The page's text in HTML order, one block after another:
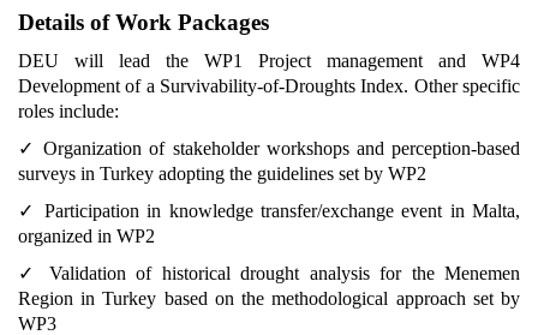
Details of Work Packages
DEU will lead the WP1 Project management and WP4
Development of a Survivability-of-Droughts Index. Other specific
roles include:
✓ Organization of stakeholder workshops and perception-based
surveys in Turkey adopting the guidelines set by WP2
✓ Participation in knowledge transfer/exchange event in Malta,
organized in WP2
✓ Validation of historical drought analysis for the Menemen
Region in Turkey based on the methodological approach set by
WP3